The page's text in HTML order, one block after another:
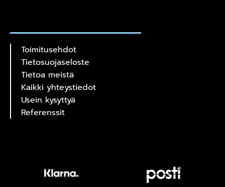
Toimitusehdot
Tietosuojaseloste
Tietoa meistä
Kaikki yhteystiedot
Usein kysyttyä
Referenssit